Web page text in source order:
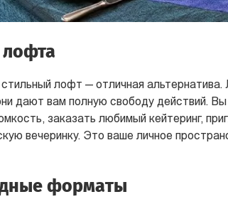
лофт — отличная
дают вам полную свободу действий.
заказать любимый кейтеринг,
вечеринку. Это ваше личное
форматы